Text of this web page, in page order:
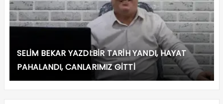
SELİM BEKAR YAZDI:BİR TARİH YANDI, HAYAT
PAHALANDI, CANLARIMIZ GİTTİ